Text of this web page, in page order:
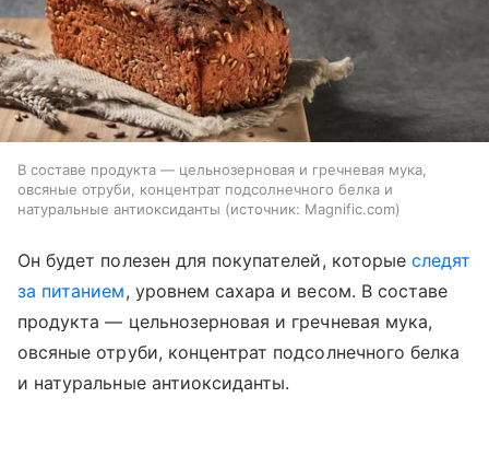
В составе продукта — цельнозерновая и гречневая мука,
овсяные отруби, концентрат подсолнечного белка и
натуральные антиоксиданты
источник: Magnific.com
Он будет полезен для покупателей, которыеследят
за питанием, уровнем сахара и весом. В составе
продукта — цельнозерновая и гречневая мука,
овсяные отруби, концентрат подсолнечного белка
и натуральные антиоксиданты.